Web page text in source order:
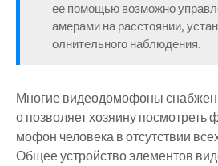
ее помощью возможно
амерами на расстоянии,
олнительного наблюдения.
Многие видеодомофоны
о позволяет хозяину посмотреть
мофон человека в отсутствии
Общее устройство элементов